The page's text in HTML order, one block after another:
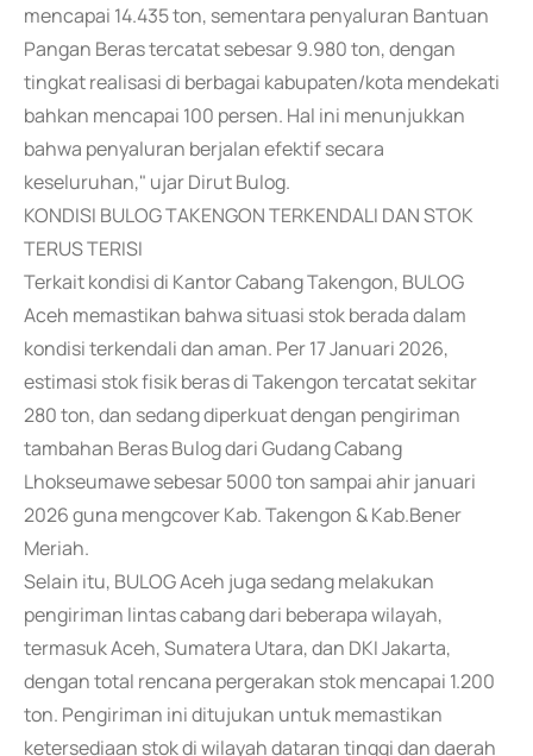
mencapai 14.435 ton, sementara penyaluran Bantuan
Pangan Beras tercatat sebesar 9.980 ton, dengan
tingkat realisasi di berbagai kabupaten/kota mendekati
bahkan mencapai 100 persen. Hal ini menunjukkan
bahwa penyaluran berjalan efektif secara
keseluruhan," ujar Dirut Bulog.
KONDISI BULOG TAKENGON TERKENDALI DAN STOK
TERUS TERISI
Terkait kondisi di Kantor Cabang Takengon, BULOG
Aceh memastikan bahwa situasi stok berada dalam
kondisi terkendali dan aman. Per 17 Januari 2026,
estimasi stok fisik beras di Takengon tercatat sekitar
280 ton, dan sedang diperkuat dengan pengiriman
tambahan Beras Bulog dari Gudang Cabang
Lhokseumawe sebesar 5000 ton sampai ahir januari
2026 guna mengcover Kab. Takengon & Kab.Bener
Meriah.
Selain itu, BULOG Aceh juga sedang melakukan
pengiriman lintas cabang dari beberapa wilayah,
termasuk Aceh, Sumatera Utara, dan DKI Jakarta,
dengan total rencana pergerakan stok mencapai 1.200
ton. Pengiriman ini ditujukan untuk memastikan
ketersediaan stok di wilayah dataran tinggi dan daerah